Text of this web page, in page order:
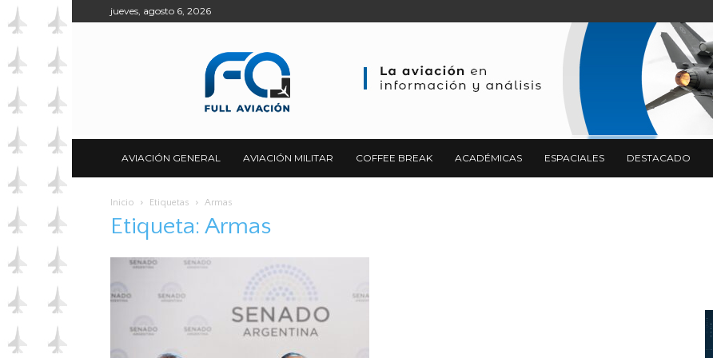
jueves, agosto 6, 2026
AVIACIÓN GENERAL AVIACIÓN MILITAR COFFEE BREAK ACADÉMICAS ESPACIALES DESTACADO
Inicio Etiquetas Armas
Etiqueta: Armas